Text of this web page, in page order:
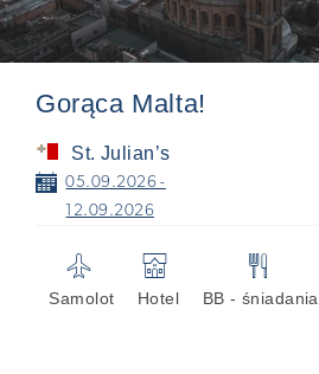
Gorąca Malta!
St. Julian’s
📅 05.09.2026 -
12.09.2026
✈
Samolot
🏨
Hotel
🍴
BB - śniadania